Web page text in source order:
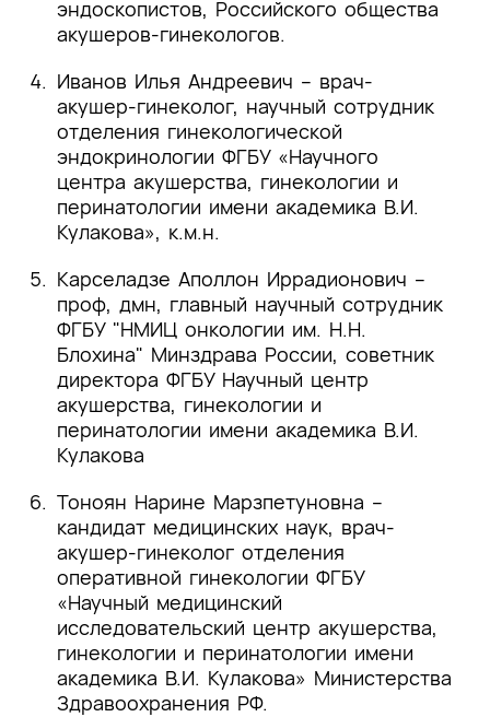
[10]Paradisi R., Rossi S., Scifo M.C., Dall’O’
F., Battaglia C., Venturoli S. Recurrence of
2014.
[11]Kanthi J.M., Remadevi C., Sumathy S.,
Sharma D., Sreedhar S., Jose A. Clinical
Study of Endometrial Polyp and Role of
Diagnostic Hysteroscopy and Blind Avulsion
of Polyp. J Clin Diagn Res. 2016
[12]AlHilli M.M., Nixon K.E., Hopkins M.R.,
Weaver A.L., Laughlin-Tommaso S.K.,
Famuyide A.O. Long-term outcomes after
intrauterine morcellation vs hysteroscopic
resection of endometrial polyps. J Minim
Invasive Gynecol. 20(2):215–21.
[13]Alkilani YG, Apodaca-Ramos I. Cervical
Treasure Island (FL): StatPearls Publishing;
2024.
[14]Clark T.J., Stevenson H. Endometrial
Polyps and Abnormal Uterine Bleeding
(AUB-P): What is the relationship, how are
they diagnosed and how are they treated?
Best Pract Res Clin Obstet Gynaecol. 2017.
эндоскопистов, Российского общества
акушеров-гинекологов.
Иванов Илья Андреевич – врач-
акушер-гинеколог, научный сотрудник
отделения гинекологической
эндокринологии ФГБУ «Научного
центра акушерства, гинекологии и
перинатологии имени академика В.И.
Кулакова», к.м.н.
Карселадзе Аполлон Иррадионович –
проф, дмн, главный научный сотрудник
ФГБУ "НМИЦ онкологии им. Н.Н.
Блохина" Минздрава России, советник
директора ФГБУ Научный центр
акушерства, гинекологии и
перинатологии имени академика В.И.
Кулакова
Тоноян Нарине Марзпетуновна –
кандидат медицинских наук, врач-
акушер-гинеколог отделения
оперативной гинекологии ФГБУ
«Научный медицинский
исследовательский центр акушерства,
гинекологии и перинатологии имени
академика В.И. Кулакова» Министерства
Здравоохранения РФ.